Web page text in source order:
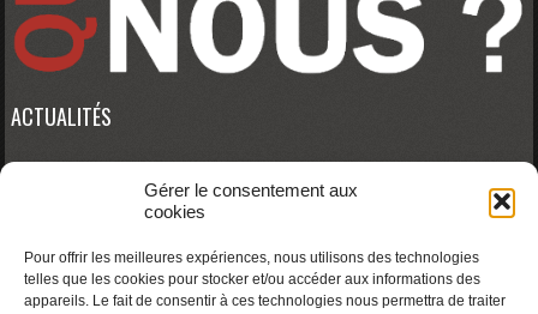
Gérer le consentement aux
cookies
Pour offrir les meilleures expériences, nous utilisons des technologies
telles que les cookies pour stocker et/ou accéder aux informations des
appareils. Le fait de consentir à ces technologies nous permettra de traiter
ACTUALITÉS
WP HTTP Error: cURL error 28: Connection timed out after 10001